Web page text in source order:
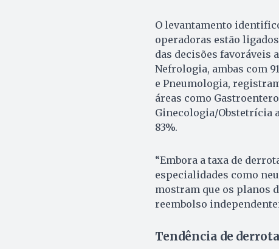
O levantamento
operadoras estão
das decisões favoráveis
Nefrologia, ambas com
e Pneumologia,
áreas como
Ginecologia/Obstetrícia
83%.
“Embora a taxa de
especialidades como
mostram que os planos
reembolso
Tendência de